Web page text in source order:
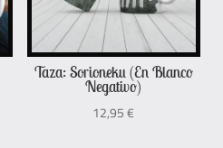
Taza: Sorioneku (En Blanco
Negativo)
12,95€